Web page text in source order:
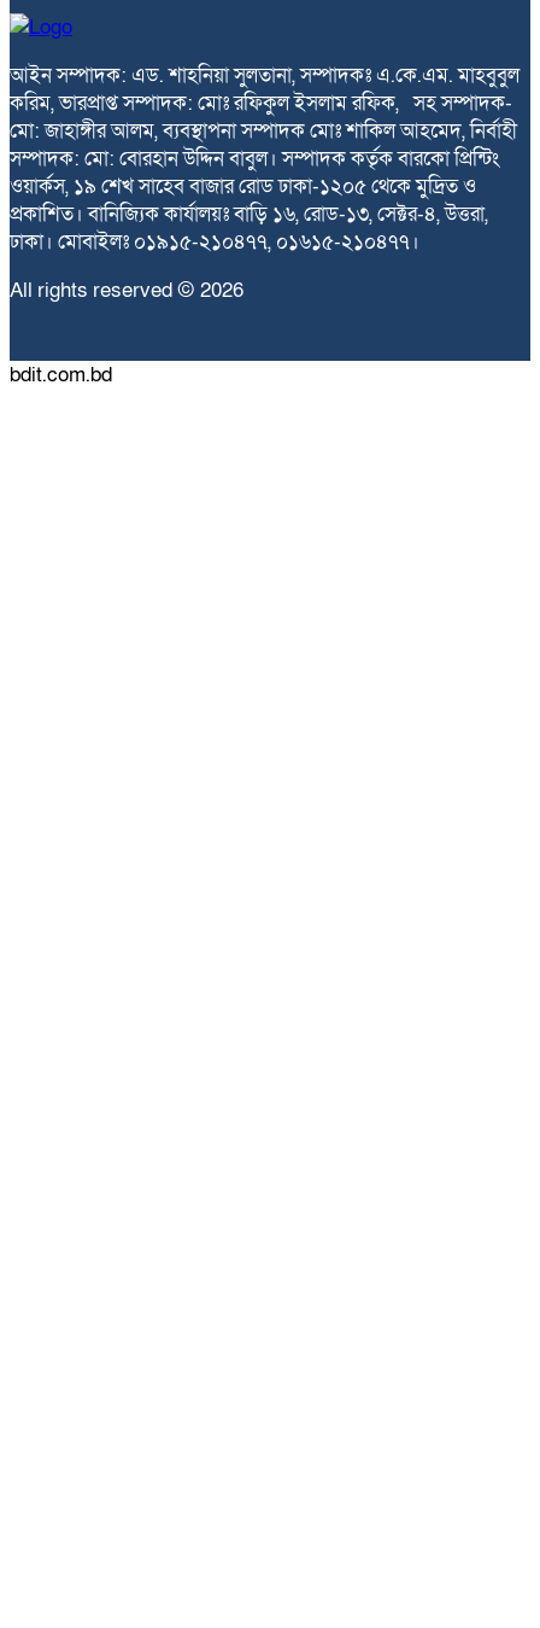
আইন সম্পাদক: এড. শাহনিয়া সুলতানা, সম্পাদকঃ এ.কে.এম. মাহবুবুল
করিম, ভারপ্রাপ্ত সম্পাদক: মোঃ রফিকুল ইসলাম রফিক, সহ সম্পাদক-
মো: জাহাঙ্গীর আলম, ব্যবস্থাপনা সম্পাদক মোঃ শাকিল আহমেদ, নির্বাহী
সম্পাদক: মো: বোরহান উদ্দিন বাবুল। সম্পাদক কর্তৃক বারকো প্রিন্টিং
ওয়ার্কস, ১৯ শেখ সাহেব বাজার রোড ঢাকা-১২০৫ থেকে মুদ্রিত ও
প্রকাশিত। বানিজ্যিক কার্যালয়ঃ বাড়ি ১৬, রোড-১৩, সেক্টর-৪, উত্তরা,
ঢাকা। মোবাইলঃ ০১৯১৫-২১০৪৭৭, ০১৬১৫-২১০৪৭৭।
All rights reserved © 2026
bdit.com.bd